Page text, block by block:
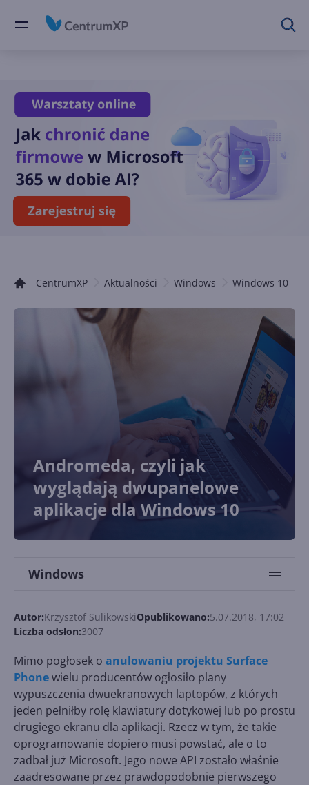
CentrumXP Aktualności Windows Windows 10
Andromeda, czyli jak
wyglądają dwupanelowe
aplikacje dla Windows 10
Windows
Autor:Krzysztof SulikowskiOpublikowano:5.07.2018, 17:02
Liczba odsłon:3007
Mimo pogłosek o anulowaniu projektu Surface
Phonewielu producentów ogłosiło plany
wypuszczenia dwuekranowych laptopów, z których
jeden pełniłby rolę klawiatury dotykowej lub po prostu
drugiego ekranu dla aplikacji. Rzecz w tym, że takie
oprogramowanie dopiero musi powstać, ale o to
zadbał już Microsoft. Jego nowe API zostało właśnie
zaadresowane przez prawdopodobnie pierwszego